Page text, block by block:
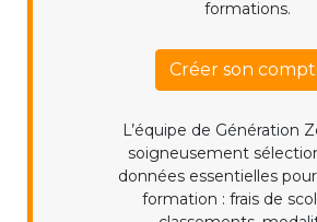
formations.
Créer son
L’équipe de Génération
soigneusement
données essentielles
formation : frais de